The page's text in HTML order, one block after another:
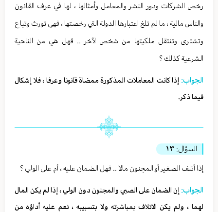
رخص الشركات ودور النشر والمعامل وأمثالها ، لها في عرف القانون
والناس مالية ، ما لم تلغ اعتبارها الدولة التي رخصتها ، فهي تورث وتباع
وتشترى وتنتقل ملكيتها من شخص لآخر .. فهل هي من الناحية
الشرعية كذلك ؟
الجواب: إذا كانت المعاملات المذكورة ممضاة قانونا وعرفا ، فلا إشكال
فيما ذكر.
السؤال: ١٣
إذا أتلف الصغير أو المجنون مالا .. فهل الضمان عليه ، أم على الولي ؟
الجواب: إن الضمان على الصبي والمجنون دون الولي ، إذا لم يكن المال
لهما ، ولم يكن الاتلاف بمباشرته ولا بتسبيبه ، نعم عليه أداؤه من